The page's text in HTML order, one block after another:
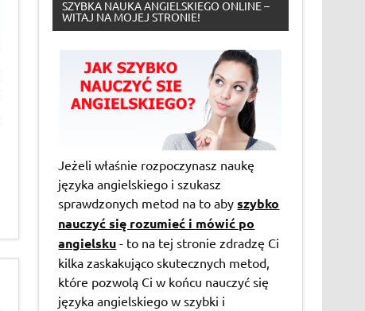
SZYBKA NAUKA ANGIELSKIEGO ONLINE –
WITAJ NA MOJEJ STRONIE!
Jeżeli właśnie rozpoczynasz naukę
języka angielskiego i szukasz
sprawdzonych metod na to abyszybko
nauczyć się rozumieć i mówić po
angielsku - to na tej stronie zdradzę Ci
kilka zaskakująco skutecznych metod,
które pozwolą Ci w końcu nauczyć się
języka angielskiego w szybki i